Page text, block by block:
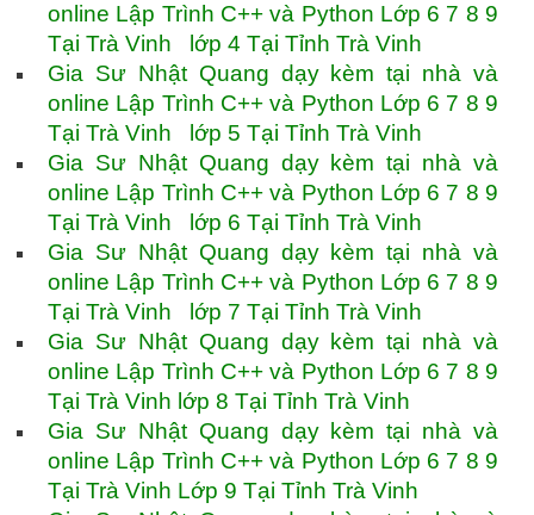
online Lập Trình C++ và Python Lớp 6 7 8 9
Tại Trà Vinh lớp 4 Tại Tỉnh Trà Vinh
Gia Sư Nhật Quang dạy kèm tại nhà và
online Lập Trình C++ và Python Lớp 6 7 8 9
Tại Trà Vinh lớp 5 Tại Tỉnh Trà Vinh
Gia Sư Nhật Quang dạy kèm tại nhà và
online Lập Trình C++ và Python Lớp 6 7 8 9
Tại Trà Vinh lớp 6 Tại Tỉnh Trà Vinh
Gia Sư Nhật Quang dạy kèm tại nhà và
online Lập Trình C++ và Python Lớp 6 7 8 9
Tại Trà Vinh lớp 7 Tại Tỉnh Trà Vinh
Gia Sư Nhật Quang dạy kèm tại nhà và
online Lập Trình C++ và Python Lớp 6 7 8 9
Tại Trà Vinh lớp 8 Tại Tỉnh Trà Vinh
Gia Sư Nhật Quang dạy kèm tại nhà và
online Lập Trình C++ và Python Lớp 6 7 8 9
Tại Trà Vinh Lớp 9 Tại Tỉnh Trà Vinh